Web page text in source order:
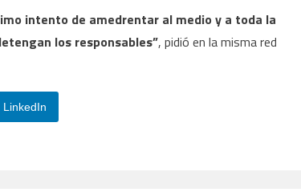
intento de amedrentar al medio y a toda la
los responsables”, pidió en la misma red
LinkedIn